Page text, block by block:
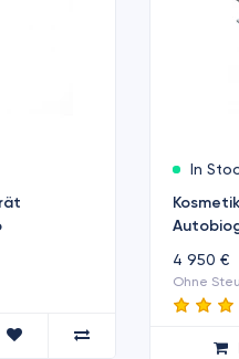
In
4 950 €
Ohne